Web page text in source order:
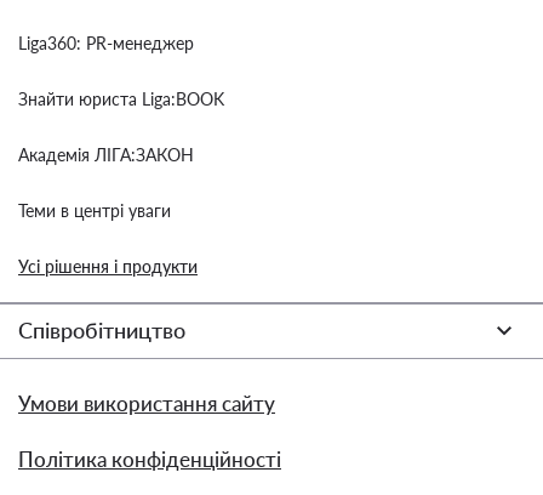
Liga360: PR-менеджер
Знайти юриста Liga:BOOK
Академія ЛІГА:ЗАКОН
Теми в центрі уваги
Усі рішення і продукти
Співробітництво
Умови використання сайту
Політика конфіденційності